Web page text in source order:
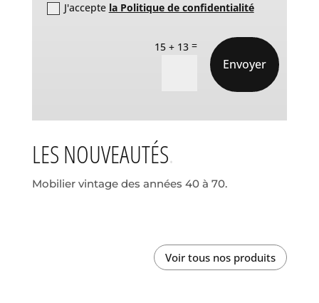
J'accepte la Politique de confidentialité
15 + 13 =
Envoyer
LES NOUVEAUTÉS
Mobilier vintage des années 40 à 70.
Voir tous nos produits